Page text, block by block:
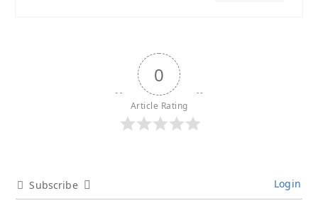
0
Article Rating
Subscribe Login